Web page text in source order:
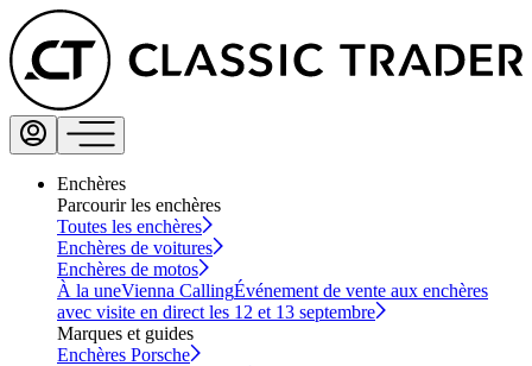
Enchères
Parcourir les enchères
Toutes les enchères
Enchères de voitures
Enchères de motos
À la uneVienna CallingÉvénement de vente aux enchères
avec visite en direct les 12 et 13 septembre
Marques et guides
Enchères Porsche